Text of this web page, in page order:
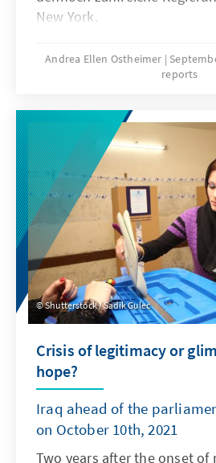
New York.
Andrea Ellen Ostheimer
reports
Shutterstock / Sadik Gulec
Crisis of legitimacy or
hope?
Iraq ahead of the
on October 10th, 2021
Two years after the onset of